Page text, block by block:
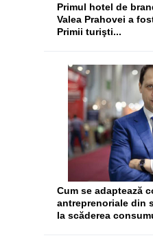
​Primul hotel de
Valea Prahovei a
Primii turişti...
Cum se adaptează
antreprenoriale din
la scăderea